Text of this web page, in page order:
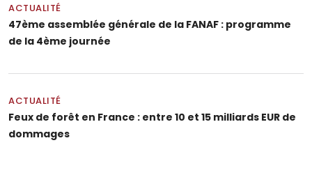
ACTUALITÉ
47ème assemblée générale de la FANAF : programme
de la 4ème journée
ACTUALITÉ
Feux de forêt en France : entre 10 et 15 milliards EUR de
dommages